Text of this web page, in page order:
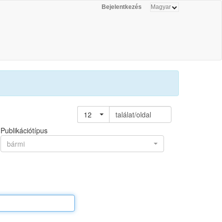
Bejelentkezés
12
találat/oldal
Publikációtípus
bármi